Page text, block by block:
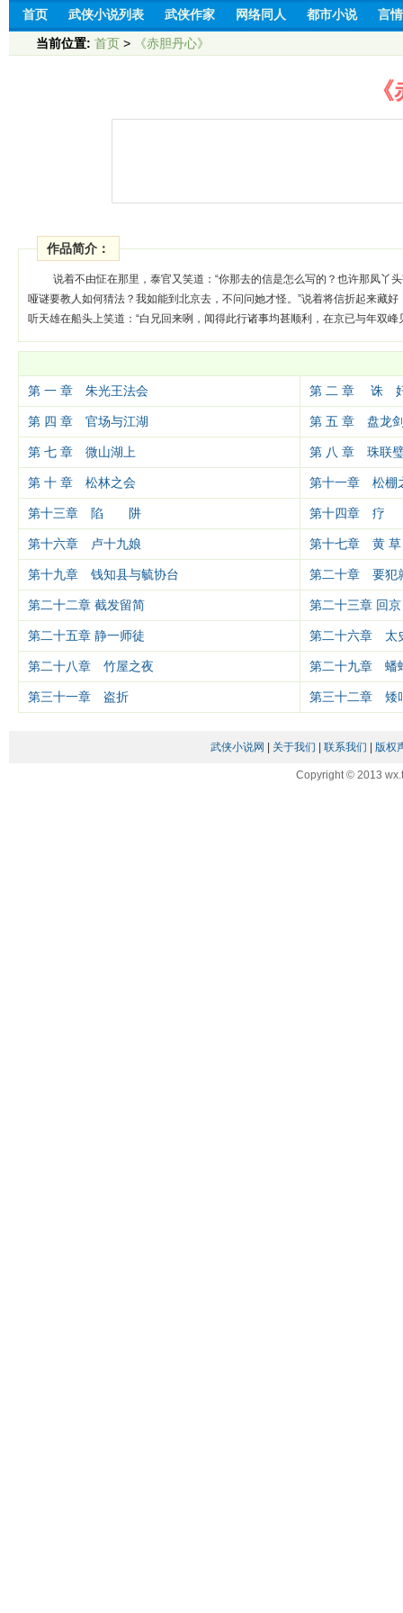
首页 武侠小说列表 武侠作家 网络同人 都市小说 言
当前位置: 首页 > 《赤胆丹心》
作品简介：
说着不由怔在那里，泰官又笑道：“你那去的信是怎么写的？也许那凤丫
哑谜要教人如何猜法？我如能到北京去，不问问她才怪。”说着将信折起来藏
听天雄在船头上笑道：“白兄回来咧，闻得此行诸事均甚顺利，在京已与年双峰
第 一 章 朱光王法会 第 二 章 诛
第 四 章 官场与江湖 第 五 章 盘龙
第 七 章 微山湖上 第 八 章 珠联
第 十 章 松林之会 第十一章 松棚
第十三章 陷 阱 第十四章
第十六章 卢十九娘 第十七章 黄 草
第十九章 钱知县与毓协台 第二十章 要犯
第二十二章 截发留简 第二十三章 回京
第二十五章 静一师徒 第二十六章 太
第二十八章 竹屋之夜 第二十九章 蟠
第三十一章 盗折 第三十二章 矮
武侠小说网 关于我们 联系我们 版权
Copyright © 2013